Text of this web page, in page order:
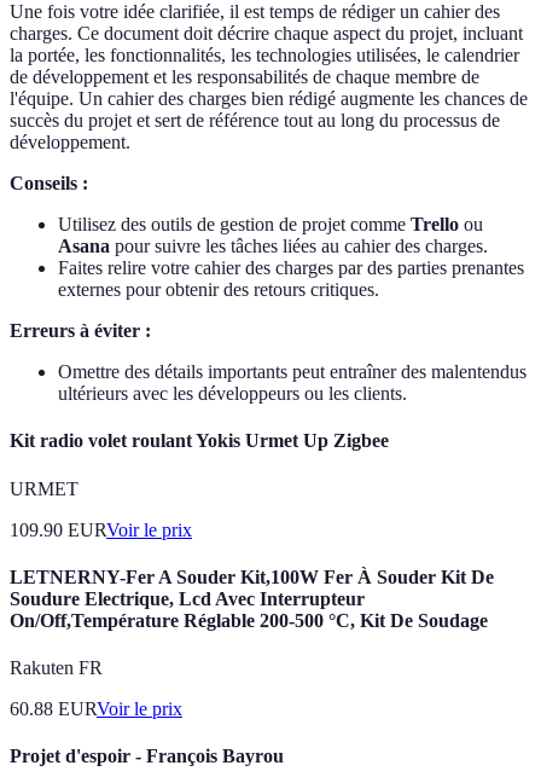
Une fois votre idée clarifiée, il est temps de rédiger un cahier des
charges. Ce document doit décrire chaque aspect du projet, incluant
la portée, les fonctionnalités, les technologies utilisées, le calendrier
de développement et les responsabilités de chaque membre de
l'équipe. Un cahier des charges bien rédigé augmente les chances de
succès du projet et sert de référence tout au long du processus de
développement.
Conseils :
Utilisez des outils de gestion de projet comme Trello ou
Asana pour suivre les tâches liées au cahier des charges.
Faites relire votre cahier des charges par des parties prenantes
externes pour obtenir des retours critiques.
Erreurs à éviter :
Omettre des détails importants peut entraîner des malentendus
ultérieurs avec les développeurs ou les clients.
Kit radio volet roulant Yokis Urmet Up Zigbee
URMET
109.90 EURVoir le prix
LETNERNY-Fer A Souder Kit,100W Fer À Souder Kit De
Soudure Electrique, Lcd Avec Interrupteur
On/Off,Température Réglable 200-500 °C, Kit De Soudage
Rakuten FR
60.88 EURVoir le prix
Projet d'espoir - François Bayrou